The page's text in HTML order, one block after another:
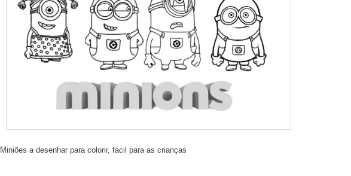
Miniões a desenhar para colorir, fácil para as crianças